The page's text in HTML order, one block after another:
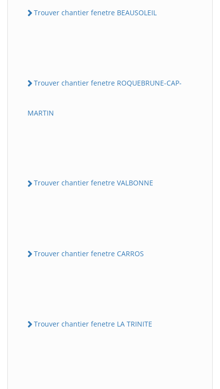
Trouver chantier fenetre BEAUSOLEIL
Trouver chantier fenetre ROQUEBRUNE-CAP-
MARTIN
Trouver chantier fenetre VALBONNE
Trouver chantier fenetre CARROS
Trouver chantier fenetre LA TRINITE